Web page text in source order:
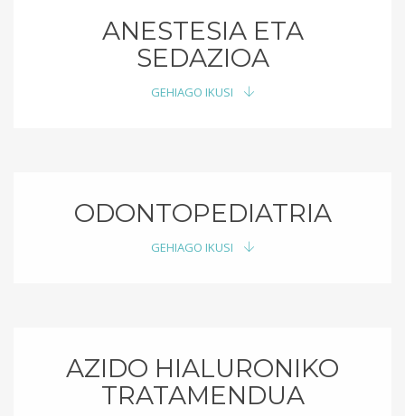
ANESTESIA ETA
SEDAZIOA
GEHIAGO IKUSI
ODONTOPEDIATRIA
GEHIAGO IKUSI
AZIDO HIALURONIKO
TRATAMENDUA